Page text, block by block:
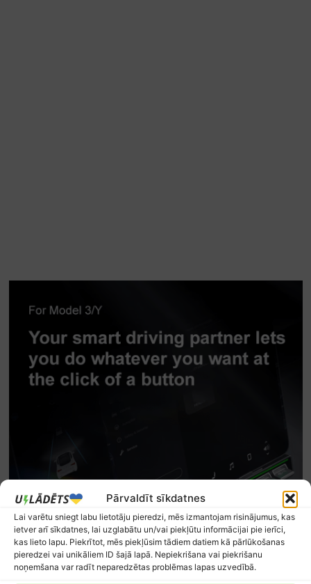
Pārvaldīt sīkdatnes
Lai varētu sniegt labu lietotāju pieredzi, mēs izmantojam risinājumus, kas
ietver arī sīkdatnes, lai uzglabātu un/vai piekļūtu informācijai pie ierīci,
kas lieto lapu. Piekrītot, mēs piekļūsim tādiem datiem kā pārlūkošanas
pieredzei vai unikāliem ID šajā lapā. Nepiekrišana vai piekrišanu
noņemšana var radīt neparedzētas problēmas lapas uzvedībā.